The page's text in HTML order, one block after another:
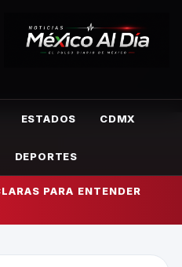
ESTADOS CDMX
DEPORTES
PARA ENTENDER